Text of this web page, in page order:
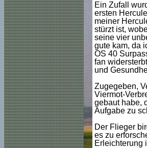
Ein Zufall
ersten
meiner
stürzt ist,
seine vier
gute kam, da
OS 40
fan
und
Zugegeben,
Viermot-
gebaut habe,
Aufgabe zu
Der Flieger
es zu
Erleichterung